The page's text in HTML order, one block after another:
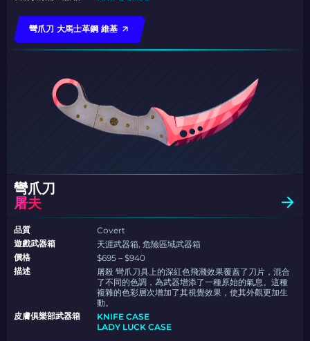
彎爪刀 大馬士革鋼 維基
彎爪刀
屠夫
品質
Covert
遊戲武器箱
天涯武器箱, 危險區域武器箱
價格
$695 – $940
描述
屠殺 彎爪刀具上的深紅色飛濺效果覆蓋了刀片，混合
了不同的色調，為武器增添了一種原始的氣息。這種
複雜的色彩層次增加了其視覺效果，使其外觀更加生
動。
皮膚俱樂部武器箱
KNIFE CASE
LADY LUCK CASE